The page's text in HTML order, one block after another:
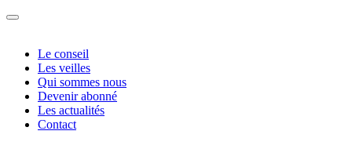
Le conseil
Les veilles
Qui sommes nous
Devenir abonné
Les actualités
Contact